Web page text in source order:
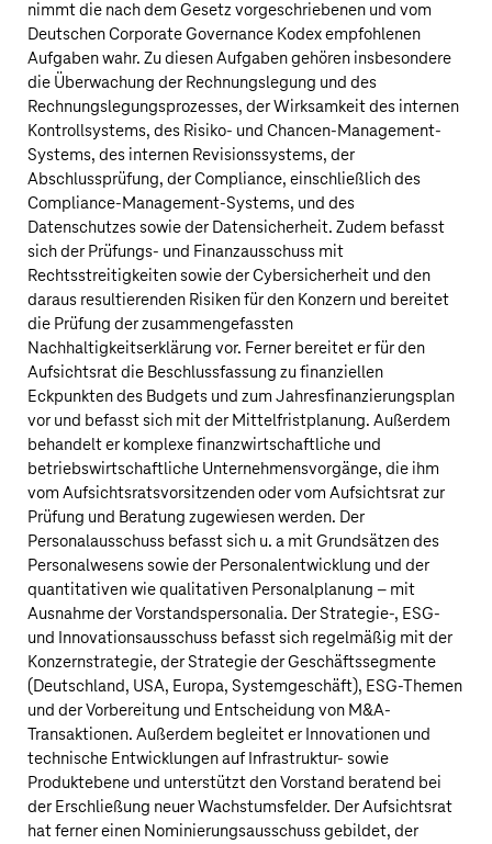
nimmt die nach dem Gesetz vorgeschriebenen und vom
Deutschen Corporate Governance Kodex empfohlenen
Aufgaben wahr. Zu diesen Aufgaben gehören insbesondere
die Überwachung der Rechnungslegung und des
Rechnungslegungsprozesses, der Wirksamkeit des internen
Kontrollsystems, des Risiko- und Chancen-Management-
Systems, des internen Revisionssystems, der
Abschlussprüfung, der Compliance, einschließlich des
Compliance-Management-Systems, und des
Datenschutzes sowie der Datensicherheit. Zudem befasst
sich der Prüfungs- und Finanzausschuss mit
Rechtsstreitigkeiten sowie der Cybersicherheit und den
daraus resultierenden Risiken für den Konzern und bereitet
die Prüfung der zusammengefassten
Nachhaltigkeitserklärung vor. Ferner bereitet er für den
Aufsichtsrat die Beschlussfassung zu finanziellen
Eckpunkten des Budgets und zum Jahresfinanzierungsplan
vor und befasst sich mit der Mittelfristplanung. Außerdem
behandelt er komplexe finanzwirtschaftliche und
betriebswirtschaftliche Unternehmensvorgänge, die ihm
vom Aufsichtsratsvorsitzenden oder vom Aufsichtsrat zur
Prüfung und Beratung zugewiesen werden. Der
Personalausschuss befasst sich u. a mit Grundsätzen des
Personalwesens sowie der Personalentwicklung und der
quantitativen wie qualitativen Personalplanung – mit
Ausnahme der Vorstandspersonalia. Der Strategie-, ESG-
und Innovationsausschuss befasst sich regelmäßig mit der
Konzernstrategie, der Strategie der Geschäftssegmente
(Deutschland, USA, Europa, Systemgeschäft), ESG-Themen
und der Vorbereitung und Entscheidung von M&A-
Transaktionen. Außerdem begleitet er Innovationen und
technische Entwicklungen auf Infrastruktur- sowie
Produktebene und unterstützt den Vorstand beratend bei
der Erschließung neuer Wachstumsfelder. Der Aufsichtsrat
hat ferner einen Nominierungsausschuss gebildet, der